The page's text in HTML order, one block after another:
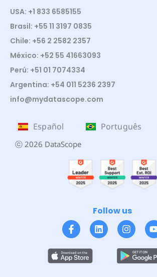
USA: +1 833 6585155
Brasil: +55 11 3197 0835
Chile: +56 2 2582 2357
México: +52 55 41663093
Perú: +51 01 7074334
Argentina: +54 011 5236 2397
info@mydatascope.com
Español Português
ⓒ 2026 DataScope
Follow us